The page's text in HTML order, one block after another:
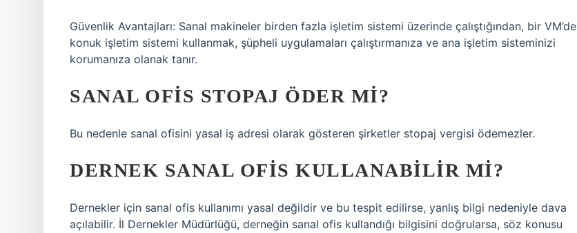
Güvenlik Avantajları: Sanal makineler birden fazla işletim sistemi üzerinde çalıştığından, bir VM’de
konuk işletim sistemi kullanmak, şüpheli uygulamaları çalıştırmanıza ve ana işletim sisteminizi
korumanıza olanak tanır.
SANAL OFIS STOPAJ ÖDER MI?
Bu nedenle sanal ofisini yasal iş adresi olarak gösteren şirketler stopaj vergisi ödemezler.
DERNEK SANAL OFIS KULLANABILIR MI?
Dernekler için sanal ofis kullanımı yasal değildir ve bu tespit edilirse, yanlış bilgi nedeniyle dava
açılabilir. İl Dernekler Müdürlüğü, derneğin sanal ofis kullandığı bilgisini doğrularsa, söz konusu